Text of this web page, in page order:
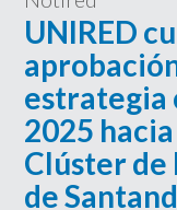
UNIRED
estrategia
2025
Clúster de
de